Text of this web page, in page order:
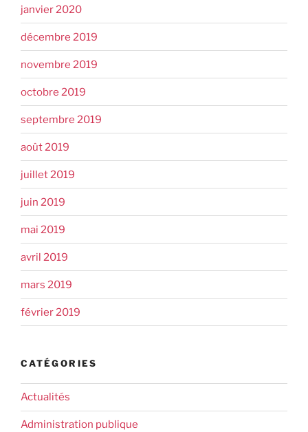
janvier 2020
décembre 2019
novembre 2019
octobre 2019
septembre 2019
août 2019
juillet 2019
juin 2019
mai 2019
avril 2019
mars 2019
février 2019
CATÉGORIES
Actualités
Administration publique